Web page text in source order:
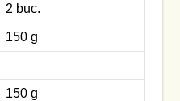
2 buc.
150 g
150 g